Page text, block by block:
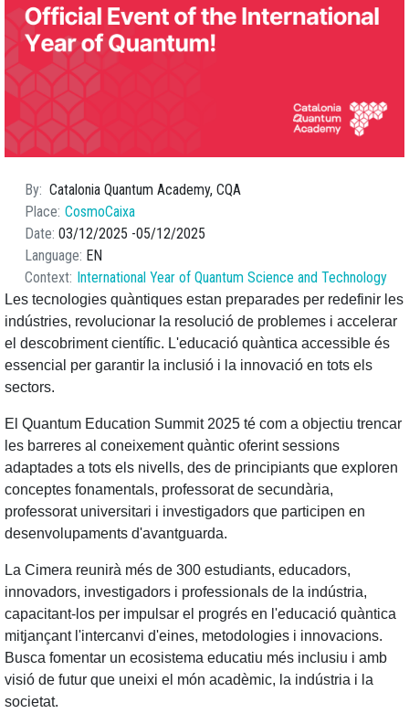
By Catalonia Quantum Academy, CQA
Place CosmoCaixa
Date 03/12/2025 05/12/2025
Language EN
Context
International Year of Quantum Science and Technology
Les tecnologies quàntiques estan preparades per redefinir les
indústries, revolucionar la resolució de problemes i accelerar
el descobriment científic. L'educació quàntica accessible és
essencial per garantir la inclusió i la innovació en tots els
sectors.
El Quantum Education Summit 2025 té com a objectiu trencar
les barreres al coneixement quàntic oferint sessions
adaptades a tots els nivells, des de principiants que exploren
conceptes fonamentals, professorat de secundària,
professorat universitari i investigadors que participen en
desenvolupaments d'avantguarda.
La Cimera reunirà més de 300 estudiants, educadors,
innovadors, investigadors i professionals de la indústria,
capacitant-los per impulsar el progrés en l'educació quàntica
mitjançant l'intercanvi d'eines, metodologies i innovacions.
Busca fomentar un ecosistema educatiu més inclusiu i amb
visió de futur que uneixi el món acadèmic, la indústria i la
societat.